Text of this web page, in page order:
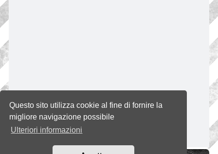
Questo sito utilizza cookie al fine di fornire la
migliore navigazione possibile
Ulteriori informazioni